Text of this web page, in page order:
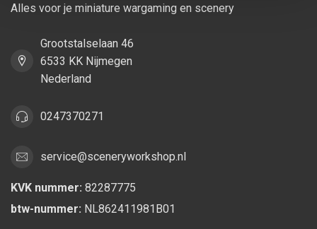
Alles voor je miniature wargaming en scenery
Grootstalselaan 46
6533 KK Nijmegen
Nederland
0247370271
service@sceneryworkshop.nl
KVK nummer: 82287775
btw-nummer: NL862411981B01